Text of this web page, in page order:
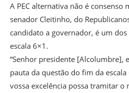
A PEC alternativa não é consenso
senador Cleitinho, do
candidato a governador, é um
escala 6×1.
“Senhor presidente [Alcolumbre],
pauta da questão do fim da
vossa excelência possa tramitar o